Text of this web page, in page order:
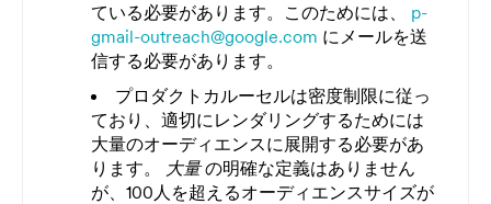
ている必要があります。このためには、 p-
gmail-outreach@google.com にメールを送
信する必要があります。
プロダクトカルーセルは密度制限に従っ
ており、適切にレンダリングするためには
大量のオーディエンスに展開する必要があ
ります。
大量の明確な定義はありません
が、100人を超えるオーディエンスサイズが